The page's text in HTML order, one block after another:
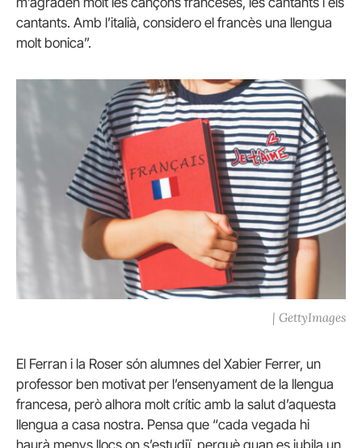
cantants. Amb l’italià, considero el francès una llengua
molt bonica”.
| GettyImages
El Ferran i la Roser són alumnes del Xabier Ferrer, un
professor ben motivat per l’ensenyament de la llengua
francesa, però alhora molt crític amb la salut d’aquesta
llengua a casa nostra. Pensa que “cada vegada hi
haurà menys llocs on s’estudiï, perquè quan es jubila un